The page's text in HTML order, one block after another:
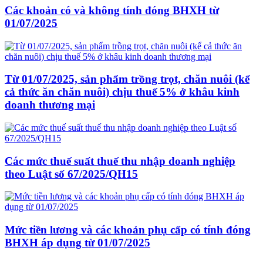
Các khoản có và không tính đóng BHXH từ
01/07/2025
Từ 01/07/2025, sản phẩm trồng trọt, chăn nuôi (kể
cả thức ăn chăn nuôi) chịu thuế 5% ở khâu kinh
doanh thương mại
Các mức thuế suất thuế thu nhập doanh nghiệp
theo Luật số 67/2025/QH15
Mức tiền lương và các khoản phụ cấp có tính đóng
BHXH áp dụng từ 01/07/2025